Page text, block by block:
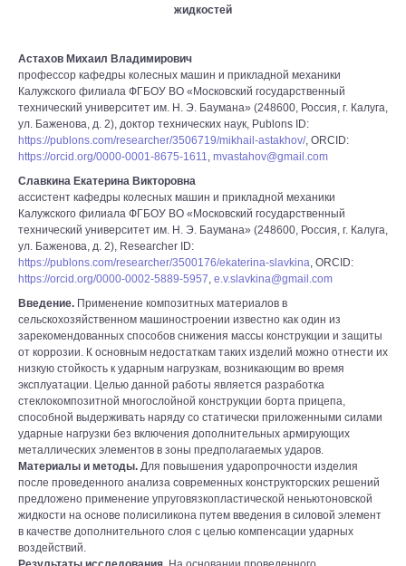
жидкостей
Астахов Михаил Владимирович
профессор кафедры колесных машин и прикладной механики
Калужского филиала ФГБОУ ВО «Московский государственный
технический университет им. Н. Э. Баумана» (248600, Россия, г. Калуга,
ул. Баженова, д. 2), доктор технических наук, Publons ID:
https://publons.com/researcher/3506719/mikhail-astakhov/, ORCID:
https://orcid.org/0000-0001-8675-1611, mvastahov@gmail.com
Славкина Екатерина Викторовна
ассистент кафедры колесных машин и прикладной механики
Калужского филиала ФГБОУ ВО «Московский государственный
технический университет им. Н. Э. Баумана» (248600, Россия, г. Калуга,
ул. Баженова, д. 2), Researcher ID:
https://publons.com/researcher/3500176/ekaterina-slavkina, ORCID:
https://orcid.org/0000-0002-5889-5957, e.v.slavkina@gmail.com
Введение. Применение композитных материалов в
сельскохозяйственном машиностроении известно как один из
зарекомендованных способов снижения массы конструкции и защиты
от коррозии. К основным недостаткам таких изделий можно отнести их
низкую стойкость к ударным нагрузкам, возникающим во время
эксплуатации. Целью данной работы является разработка
стеклокомпозитной многослойной конструкции борта прицепа,
способной выдерживать наряду со статически приложенными силами
ударные нагрузки без включения дополнительных армирующих
металлических элементов в зоны предполагаемых ударов.
Материалы и методы. Для повышения ударопрочности изделия
после проведенного анализа современных конструкторских решений
предложено применение упруговязкопластической неньютоновской
жидкости на основе полисиликона путем введения в силовой элемент
в качестве дополнительного слоя с целью компенсации ударных
воздействий.